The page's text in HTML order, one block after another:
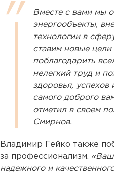
Вместе с вами мы
энергообъекты,
технологии в
ставим новые цели
поблагодарить
нелегкий труд и
здоровья, успехов
самого доброго
отметил в своем
Смирнов.
Владимир Гейко также
за профессионализм.
надежного и